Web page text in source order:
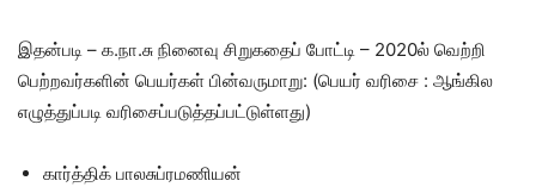
இதன்படி – க.நா.சு நினைவு சிறுகதைப் போட்டி – 2020ல் வெற்றி
பெற்றவர்களின் பெயர்கள் பின்வருமாறு: (பெயர் வரிசை : ஆங்கில
எழுத்துப்படி வரிசைப்படுத்தப்பட்டுள்ளது)
கார்த்திக் பாலசுப்ரமணியன்